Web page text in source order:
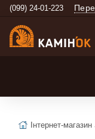
(099) 24-01-223
Інтернет-магазин